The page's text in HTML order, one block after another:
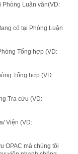
Phòng Luận văn(VD:
có tại Phòng Luận
Tổng hợp (VD:
Tổng hợp (VD:
Tra cứu (VD:
Viện (VD:
OPAC mà chúng tôi